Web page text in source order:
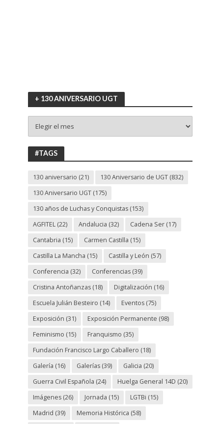
+ 130 ANIVERSARIO UGT
130
ANIVERSARIO
UGT
#TAGS
130 aniversario (21) 130 Aniversario de UGT(832)
130 Aniversario UGT(175)
130 años de Luchas y Conquistas(153)
AGFITEL(22) Andalucia (32) Cadena Ser(17)
Cantabria (15) Carmen Castilla (15)
Castilla La Mancha (15) Castilla y León (57)
Conferencia (32) Conferencias(39)
Cristina Antoñanzas(18) Digitalización (16)
Escuela Julián Besteiro (14) Eventos(75)
Exposición (31) Exposición Permanente (98)
Feminismo (15) Franquismo (35)
Fundación Francisco Largo Caballero (18)
Galería (16) Galerías(39) Galicia (20)
Guerra Civil Española (24) Huelga General 14D (20)
Imágenes(26) Jornada (15) LGTBi (15)
Madrid (39) Memoria Histórica (58)